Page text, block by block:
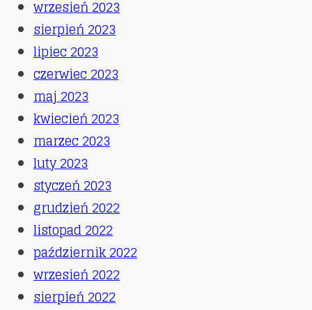
wrzesień 2023
sierpień 2023
lipiec 2023
czerwiec 2023
maj 2023
kwiecień 2023
marzec 2023
luty 2023
styczeń 2023
grudzień 2022
listopad 2022
październik 2022
wrzesień 2022
sierpień 2022